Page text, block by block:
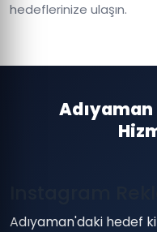
hedeflerinize ulaşın.
Adıyaman'daki hedef